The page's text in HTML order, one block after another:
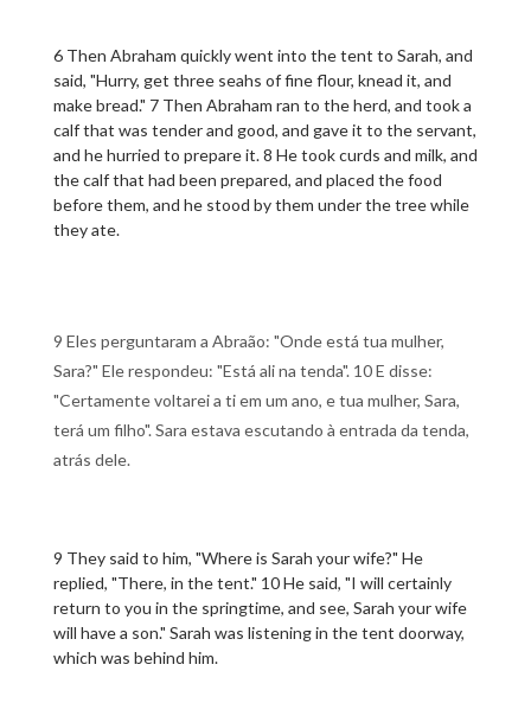
6 Then Abraham quickly went into the tent to Sarah, and
said, "Hurry, get three seahs of fine flour, knead it, and
make bread." 7 Then Abraham ran to the herd, and took a
calf that was tender and good, and gave it to the servant,
and he hurried to prepare it. 8 He took curds and milk, and
the calf that had been prepared, and placed the food
before them, and he stood by them under the tree while
they ate.
9 Eles perguntaram a Abraão: "Onde está tua mulher,
Sara?" Ele respondeu: "Está ali na tenda". 10 E disse:
"Certamente voltarei a ti em um ano, e tua mulher, Sara,
terá um filho". Sara estava escutando à entrada da tenda,
atrás dele.
9 They said to him, "Where is Sarah your wife?" He
replied, "There, in the tent." 10 He said, "I will certainly
return to you in the springtime, and see, Sarah your wife
will have a son." Sarah was listening in the tent doorway,
which was behind him.